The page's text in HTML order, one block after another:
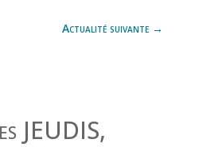
Actualité suivante →
JEUDIS,